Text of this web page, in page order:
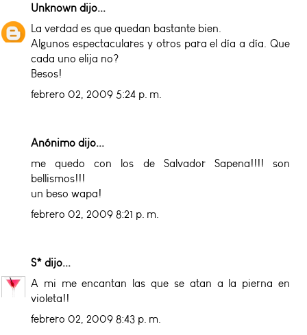
Unknown dijo...
La verdad es que quedan bastante bien.
Algunos espectaculares y otros para el día a día. Que
cada uno elija no?
Besos!
febrero 02, 2009 5:24 p. m.
Anónimo dijo...
me quedo con los de Salvador Sapena!!!! son
bellismos!!!
un beso wapa!
febrero 02, 2009 8:21 p. m.
S* dijo...
A mi me encantan las que se atan a la pierna en
violeta!!
febrero 02, 2009 8:43 p. m.